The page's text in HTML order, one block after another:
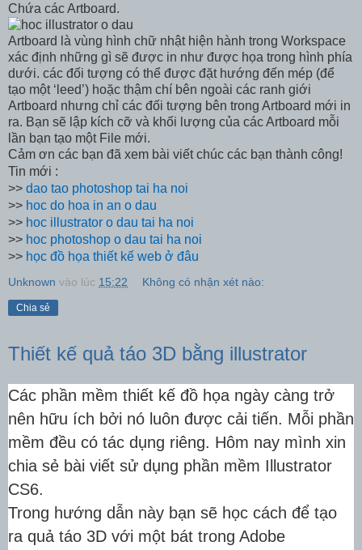
Chứa các Artboard.
Artboard là vùng hình chữ nhật hiện hành trong Workspace
xác định những gì sẽ được in như được họa trong hình phía
dưới. các đối tượng có thể được đặt hướng đến mép (để
tạo một ‘leed’) hoặc thậm chí bên ngoài các ranh giới
Artboard nhưng chỉ các đối tượng bên trong Artboard mới in
ra. Bạn sẽ lập kích cỡ và khối lượng của các Artboard mỗi
lần bạn tạo một File mới.
Cảm ơn các bạn đã xem bài viết chúc các bạn thành công!
Tin mới :
>> dao tao photoshop tai ha noi
>> hoc do hoa in an o dau
>> hoc illustrator o dau tai ha noi
>> hoc photoshop o dau tai ha noi
>> học đồ họa thiết kế web ở đâu
Unknown vào lúc 15:22 Không có nhận xét nào:
Chia sẻ
Thiết kế quả táo 3D bằng illustrator
Các phần mềm thiết kế đồ họa ngày càng trở
nên hữu ích bởi nó luôn được cải tiến. Mỗi phần
mềm đều có tác dụng riêng. Hôm nay mình xin
chia sẻ bài viết sử dụng phần mềm Illustrator
CS6.
Trong hướng dẫn này bạn sẽ học cách để tạo
ra quả táo 3D với một bát trong Adobe